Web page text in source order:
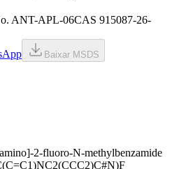
ANT-APL-06CAS 915087-26-
Baixar MSDS
2-fluoro-N-methylbenzamide